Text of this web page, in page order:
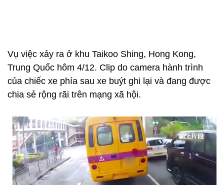
Vụ việc xảy ra ở khu Taikoo Shing, Hong Kong,
Trung Quốc hôm 4/12. Clip do camera hành trình
của chiếc xe phía sau xe buýt ghi lại và đang được
chia sẻ rộng rãi trên mạng xã hội.